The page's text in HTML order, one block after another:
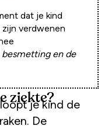
dat je kind
verdwenen
en de
ziekte?
je kind de
De